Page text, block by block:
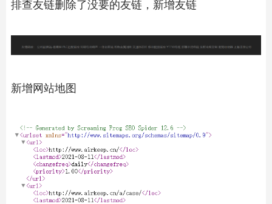
排查友链删除了没要的友链，新增友链
新增网站地图